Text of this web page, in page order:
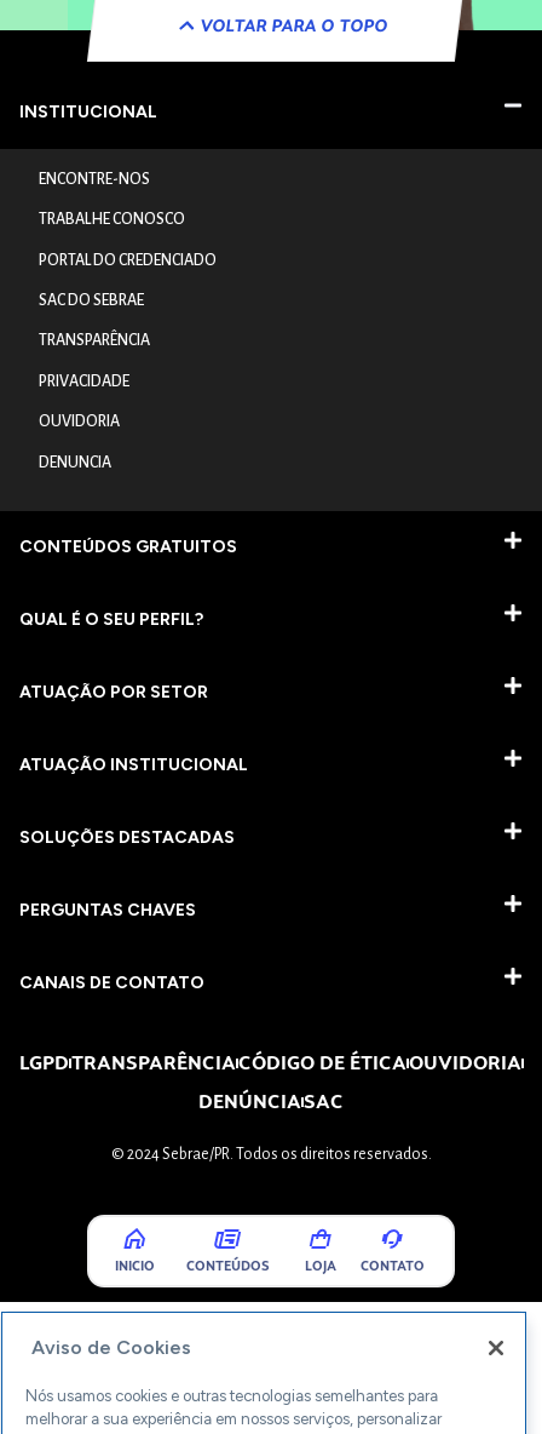
VOLTAR PARA O TOPO
INSTITUCIONAL
ENCONTRE-NOS
TRABALHE CONOSCO
PORTAL DO CREDENCIADO
SAC DO SEBRAE
TRANSPARÊNCIA
PRIVACIDADE
OUVIDORIA
DENUNCIA
CONTEÚDOS GRATUITOS
QUAL É O SEU PERFIL?
ATUAÇÃO POR SETOR
ATUAÇÃO INSTITUCIONAL
SOLUÇÕES DESTACADAS
PERGUNTAS CHAVES​
CANAIS DE CONTATO
LGPDTRANSPARÊNCIACÓDIGO DE ÉTICAOUVIDORIA
DENÚNCIASAC
© 2024 Sebrae/PR. Todos os direitos reservados.
INICIO CONTEÚDOS LOJA CONTATO
Aviso de Cookies
Nós usamos cookies e outras tecnologias semelhantes para
melhorar a sua experiência em nossos serviços, personalizar